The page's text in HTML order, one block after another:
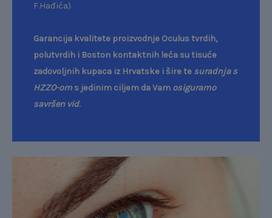
F.Hađića).
Garancija kvalitete proizvodnje Oculus tvrdih,
polutvrdih i Boston kontaktnih leća su tisuće
zadovoljnih kupaca iz Hrvatske i šire te suradnja s
HZZO-om s jedinim ciljem da Vam osiguramo
savršen vid.